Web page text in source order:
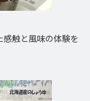
触と風味の体験を